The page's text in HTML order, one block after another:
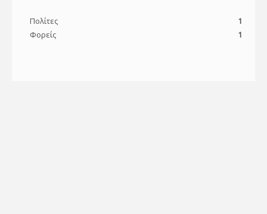
Πολίτες
1
Φορείς
1